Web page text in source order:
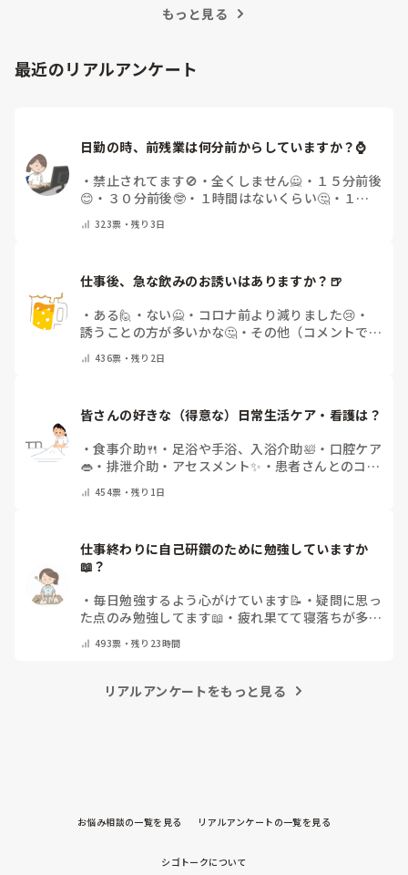
もっと見る
最近のリアルアンケート
日勤の時、前残業は何分前からしていますか？⌚
・禁止されてます🚫 ・ 全くしません🙅 ・ １５分前後
😊 ・ ３０分前後🤓 ・ １時間はないくらい🤔 ・ １時
323票・残り3日
仕事後、急な飲みのお誘いはありますか？🍺
・ ある🙋 ・ ない🙅 ・ コロナ前より減りました😢 ・
誘うことの方が多いかな🤔 ・ その他（コメントで教
436票・残り2日
皆さんの好きな（得意な）日常生活ケア・看護は？
・食事介助🍴 ・ 足浴や手浴、入浴介助🛀 ・ 口腔ケア
👄 ・ 排泄介助・アセスメント✨ ・ 患者さんとのコミ
で教えてください）
454票・残り1日
仕事終わりに自己研鑽のために勉強していますか
📖？
・ 毎日勉強するよう心がけています📝 ・疑問に思っ
た点のみ勉強してます📖 ・ 疲れ果てて寝落ちが多い
（コメントで教えてください）
493票・残り23時間
リアルアンケートをもっと見る
お悩み相談の一覧を見る リアルアンケートの一覧を見る
シゴトークについて